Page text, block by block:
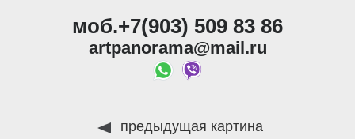
моб.+7(903) 509 83 86
artpanorama@mail.ru
предыдущая картина